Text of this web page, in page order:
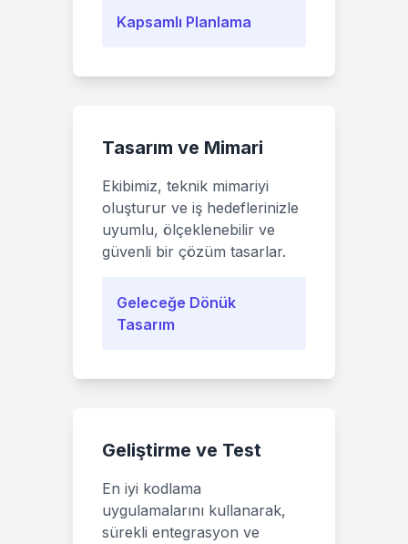
Kapsamlı Planlama
Tasarım ve Mimari
Ekibimiz, teknik mimariyi
oluşturur ve iş hedeflerinizle
uyumlu, ölçeklenebilir ve
güvenli bir çözüm tasarlar.
Geleceğe Dönük
Tasarım
Geliştirme ve Test
En iyi kodlama
uygulamalarını kullanarak,
sürekli entegrasyon ve